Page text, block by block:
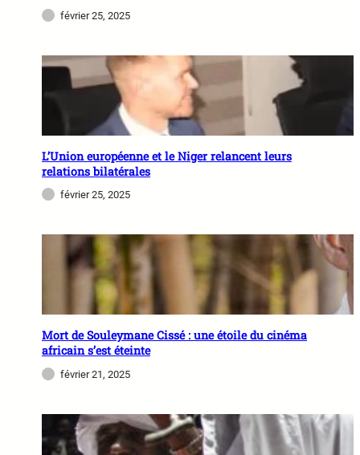
février 25, 2025
L’Union européenne et le Niger relancent leurs
relations bilatérales
février 25, 2025
Mort de Souleymane Cissé : une étoile du cinéma
africain s’est éteinte
février 21, 2025